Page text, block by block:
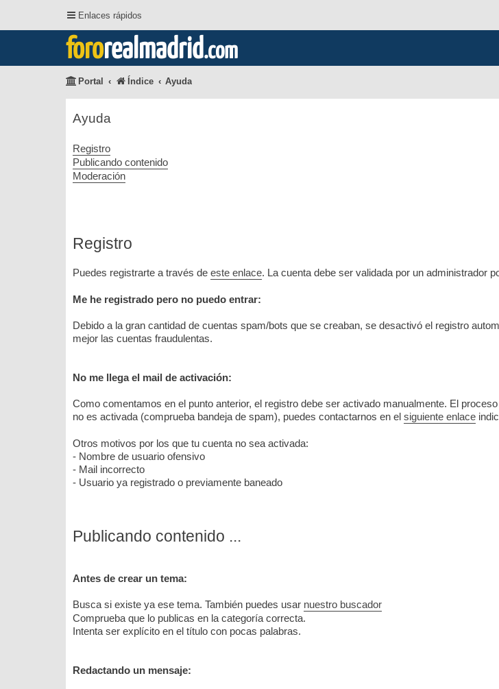
Enlaces rápidos
fororealmadrid.com
Portal Índice Ayuda
Ayuda
Registro
Publicando contenido
Moderación
Registro
Puedes registrarte a través de este enlace. La cuenta debe ser validada por un administrador
Me he registrado pero no puedo entrar:
Debido a la gran cantidad de cuentas spam/bots que se creaban, se desactivó el registro
mejor las cuentas fraudulentas.
No me llega el mail de activación:
Como comentamos en el punto anterior, el registro debe ser activado manualmente. El
no es activada (comprueba bandeja de spam), puedes contactarnos en el siguiente enlace
Otros motivos por los que tu cuenta no sea activada:
- Nombre de usuario ofensivo
- Mail incorrecto
- Usuario ya registrado o previamente baneado
Publicando contenido ...
Antes de crear un tema:
Busca si existe ya ese tema. También puedes usar nuestro buscador
Comprueba que lo publicas en la categoría correcta.
Intenta ser explícito en el título con pocas palabras.
Redactando un mensaje: